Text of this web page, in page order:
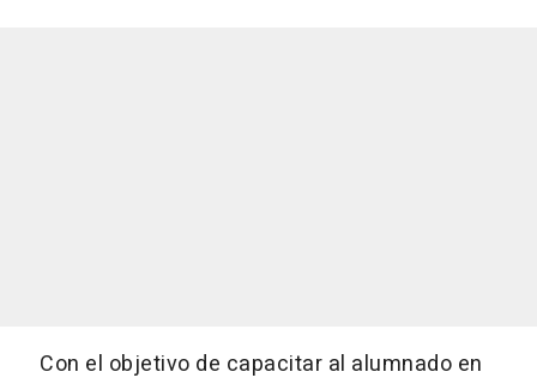
Con el objetivo de capacitar al alumnado en